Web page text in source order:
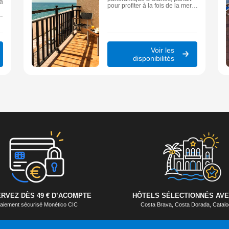
pour profiter à la fois de la mer,
Voir les
disponibilités
DÈS 49 € D’ACOMPTE
sécurisé Monético CIC
HÔTELS SÉLECTIONNÉS
Costa Brava, Costa Dorada,